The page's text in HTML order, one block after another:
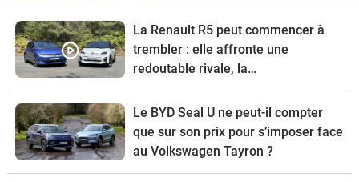
La Renault R5 peut commencer à
trembler : elle affronte une
redoutable rivale, la
Volkswagen ID.Polo
Le BYD Seal U ne peut-il compter
que sur son prix pour s’imposer face
au Volkswagen Tayron ?